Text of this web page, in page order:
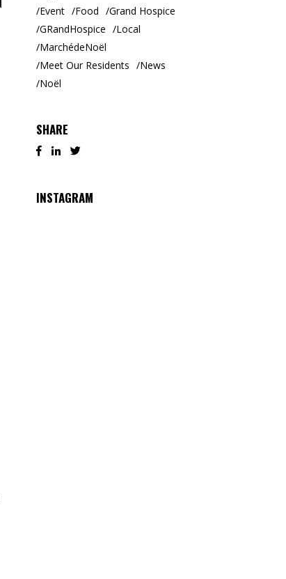
Event
Food
Grand Hospice
GRandHospice
Local
MarchédeNoël
Meet Our Residents
News
Noël
SHARE
INSTAGRAM